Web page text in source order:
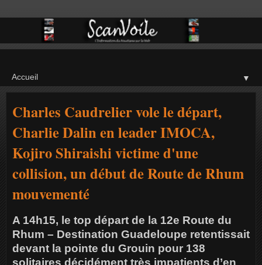
▼
Charles Caudrelier vole le départ,
Charlie Dalin en leader IMOCA,
Kojiro Shiraishi victime d'une
collision, un début de Route de Rhum
mouvementé
A 14h15, le top départ de la 12e Route du
Rhum – Destination Guadeloupe retentissait
devant la pointe du Grouin pour 138
solitaires décidément très impatients d’en